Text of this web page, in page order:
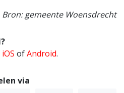
Bron: gemeente Woensdrecht
iOS ofAndroid.
via